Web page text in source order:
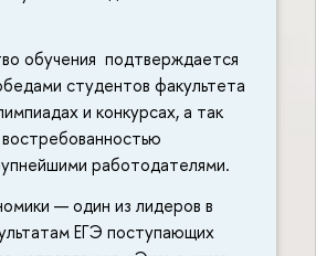
обучения подтверждается
студентов факультета
и конкурсах, а так
работодателями.
— один из лидеров в
ЕГЭ поступающих